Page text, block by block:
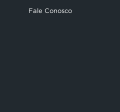
Fale Conosco